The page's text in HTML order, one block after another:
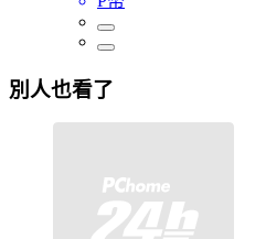
別人也看了